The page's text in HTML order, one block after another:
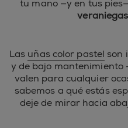
tu mano —y en tus
Las uñas color pastel son
y de bajo mantenimiento
valen para cualquier
sabemos a qué estás
deje de mirar hacia